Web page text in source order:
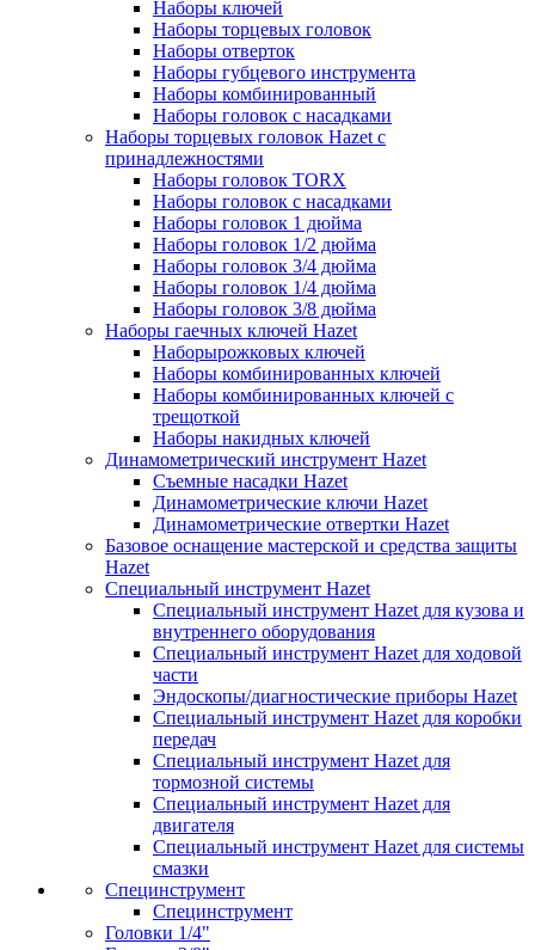
Наборы ключей
Наборы торцевых головок
Наборы отверток
Наборы губцевого инструмента
Наборы комбинированный
Наборы головок с насадками
Наборы торцевых головок Hazet с
принадлежностями
Наборы головок TORX
Наборы головок с насадками
Наборы головок 1 дюйма
Наборы головок 1/2 дюйма
Наборы головок 3/4 дюйма
Наборы головок 1/4 дюйма
Наборы головок 3/8 дюйма
Наборы гаечных ключей Hazet
Наборырожковых ключей
Наборы комбинированных ключей
Наборы комбинированных ключей с
трещоткой
Наборы накидных ключей
Динамометрический инструмент Hazet
Съемные насадки Hazet
Динамометрические ключи Hazet
Динамометрические отвертки Hazet
Базовое оснащение мастерской и средства защиты
Hazet
Специальный инструмент Hazet
Специальный инструмент Hazet для кузова и
внутреннего оборудования
Специальный инструмент Hazet для ходовой
части
Эндоскопы/диагностические приборы Hazet
Специальный инструмент Hazet для коробки
передач
Специальный инструмент Hazet для
тормозной системы
Специальный инструмент Hazet для
двигателя
Специальный инструмент Hazet для системы
смазки
Специнструмент
Специнструмент
Головки 1/4"